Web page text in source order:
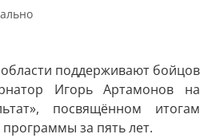
поддерживают бойцов
Игорь Артамонов на
посвящённом итогам
за пять лет.